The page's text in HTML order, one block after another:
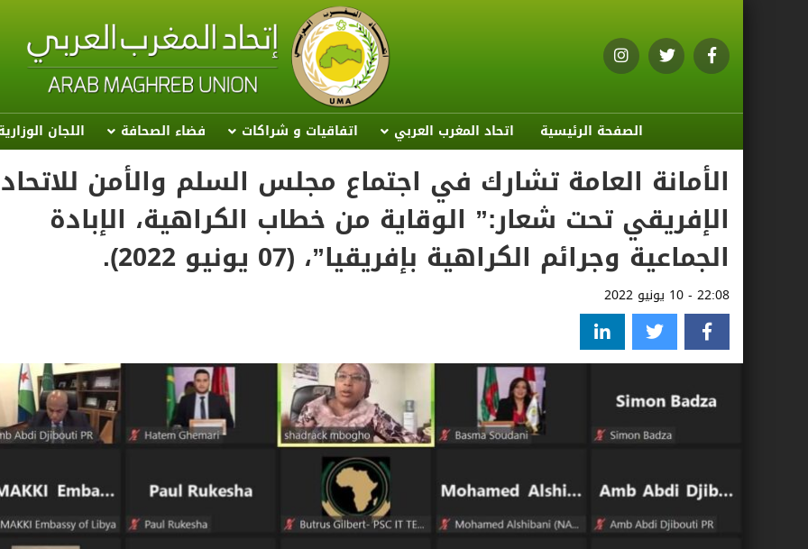
الصفحة الرئيسية اتحاد المغرب العربي اتفاقيات و شراكات فضاء الصحافة اللجان
الأمانة العامة تشارك في اجتماع مجلس السلم والأمن للاتحاد
الإفريقي تحت شعار:” الوقاية من خطاب الكراهية، الإبادة
الجماعية وجرائم الكراهية بإفريقيا”، (07 يونيو 2022).
22:08 - 10 يونيو 2022